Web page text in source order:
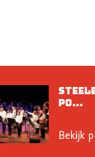
Po...
Bekijk